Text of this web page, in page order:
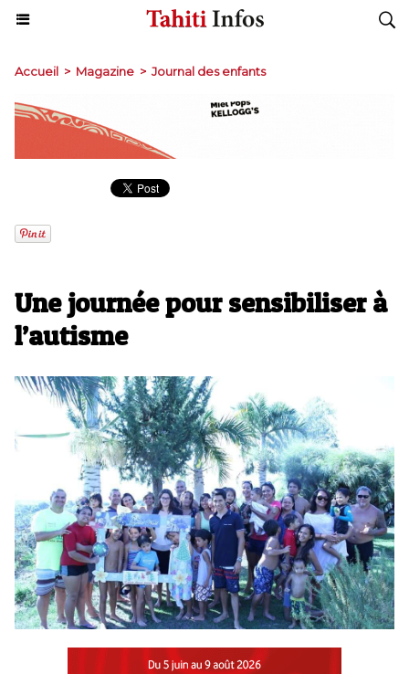
Accueil > Magazine > Journal des enfants
Une journée pour sensibiliser à
l’autisme